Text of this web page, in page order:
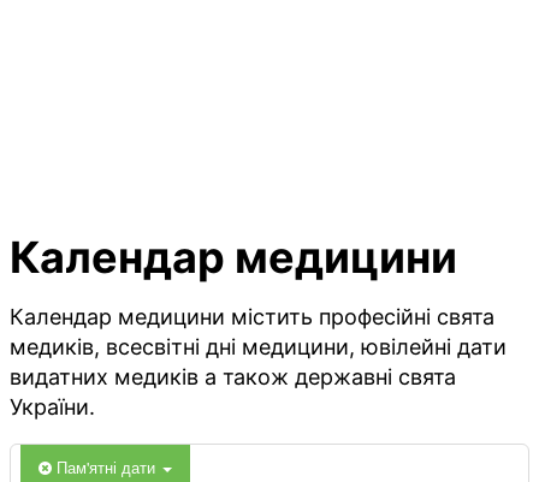
Календар медицини
Календар медицини містить професійні свята
медиків, всесвітні дні медицини, ювілейні дати
видатних медиків а також державні свята
України.
Пам'ятні дати